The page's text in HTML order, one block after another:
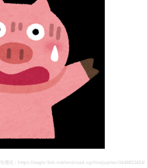
引用元：https://eagle.5ch.net/test/read.cgi/livejupiter/1648823424/